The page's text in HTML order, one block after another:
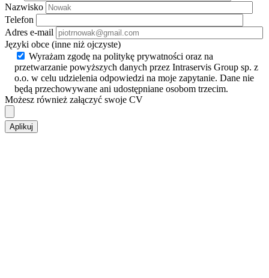
Nazwisko
Telefon
Adres e-mail
Języki obce (inne niż ojczyste)
Wyrażam zgodę na politykę prywatności oraz na
przetwarzanie powyższych danych przez Intraservis Group sp. z
o.o. w celu udzielenia odpowiedzi na moje zapytanie. Dane nie
będą przechowywane ani udostępniane osobom trzecim.
Możesz również załączyć swoje CV